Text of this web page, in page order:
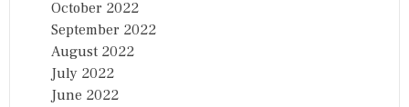
October 2022
September 2022
August 2022
July 2022
June 2022